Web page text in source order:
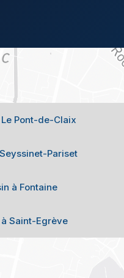
Pont-de-Claix
Pariset
à Fontaine
Saint-Egrève